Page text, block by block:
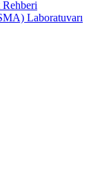
Laboratuvarı